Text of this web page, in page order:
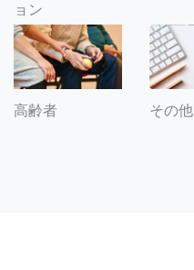
ョン
高齢者 その他